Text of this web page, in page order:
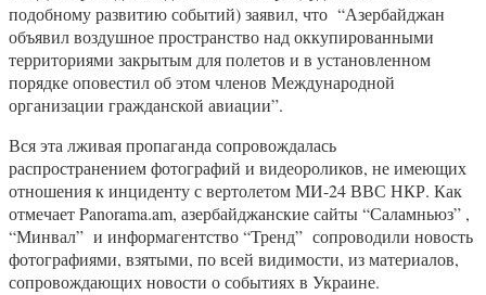
подобному развитию событий) заявил, что “Азербайджан
объявил воздушное пространство над оккупированными
территориями закрытым для полетов и в установленном
порядке оповестил об этом членов Международной
организации гражданской авиации”.
Вся эта лживая пропаганда сопровождалась
распространением фотографий и видеороликов, не имеющих
отношения к инциденту с вертолетом МИ-24 ВВС НКР. Как
отмечает Panorama.am, азербайджанские сайты “Саламньюз” ,
“Минвал” и информагентство “Тренд” сопроводили новость
фотографиями, взятыми, по всей видимости, из материалов,
сопровождающих новости о событиях в Украине.